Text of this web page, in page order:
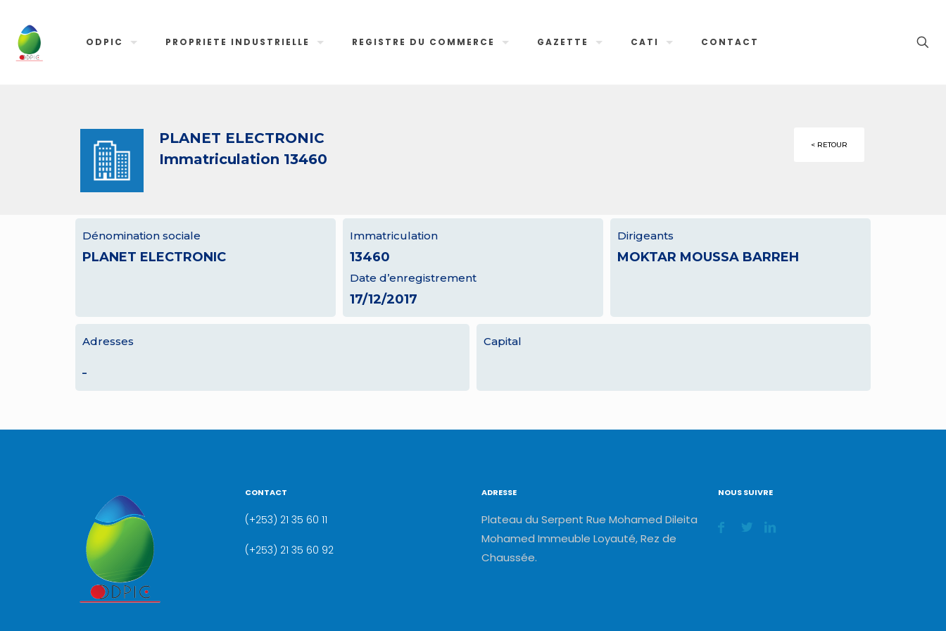
ODPIC PROPRIETE INDUSTRIELLE REGISTRE DU COMMERCE GAZETTE CATI CONTACT
PLANET ELECTRONIC
Immatriculation 13460
< RETOUR
Dénomination sociale
PLANET ELECTRONIC
Immatriculation
13460
Date d’enregistrement
17/12/2017
Dirigeants
MOKTAR MOUSSA BARREH
Adresses
–
Capital
CONTACT
(+253) 21 35 60 11
(+253) 21 35 60 92
ADRESSE
Plateau du Serpent Rue Mohamed Dileita
Mohamed Immeuble Loyauté, Rez de
Chaussée.
NOUS SUIVRE